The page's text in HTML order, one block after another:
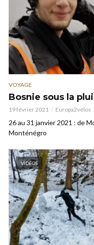
VOYAGE
Bosnie sous la
19 février 2021 Europa2vélos
26 au 31 janvier 2021 : de
Monténégro
VIDÉOS